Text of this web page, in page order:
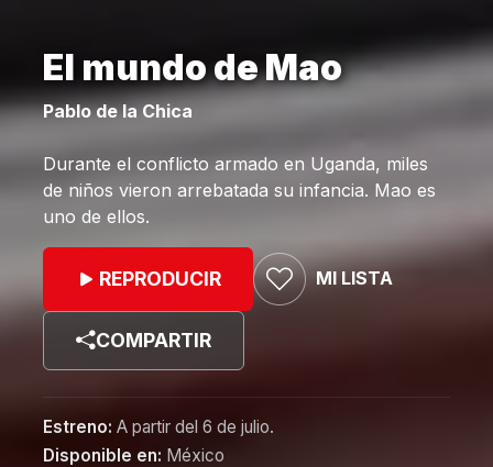
El mundo de Mao
Pablo de la Chica
Durante el conflicto armado en Uganda, miles
de niños vieron arrebatada su infancia. Mao es
uno de ellos.
REPRODUCIR MI LISTA
COMPARTIR
Estreno: A partir del 6 de julio.
Disponible en: México